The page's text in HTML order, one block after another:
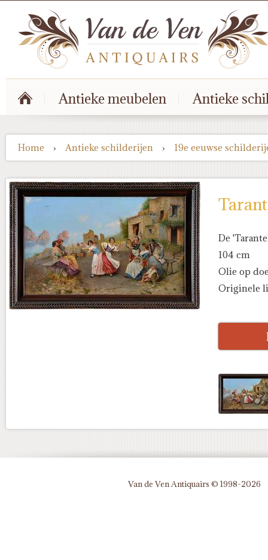
Antieke meubelen Antieke
Home › Antieke schilderijen › 19e eeuwse
De
104 cm
Olie op
Originele
Van de Ven Antiquairs © 1998-2026